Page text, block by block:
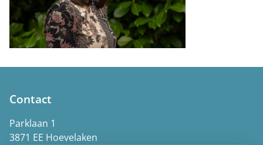
Contact
Parklaan 1
3871 EE Hoevelaken